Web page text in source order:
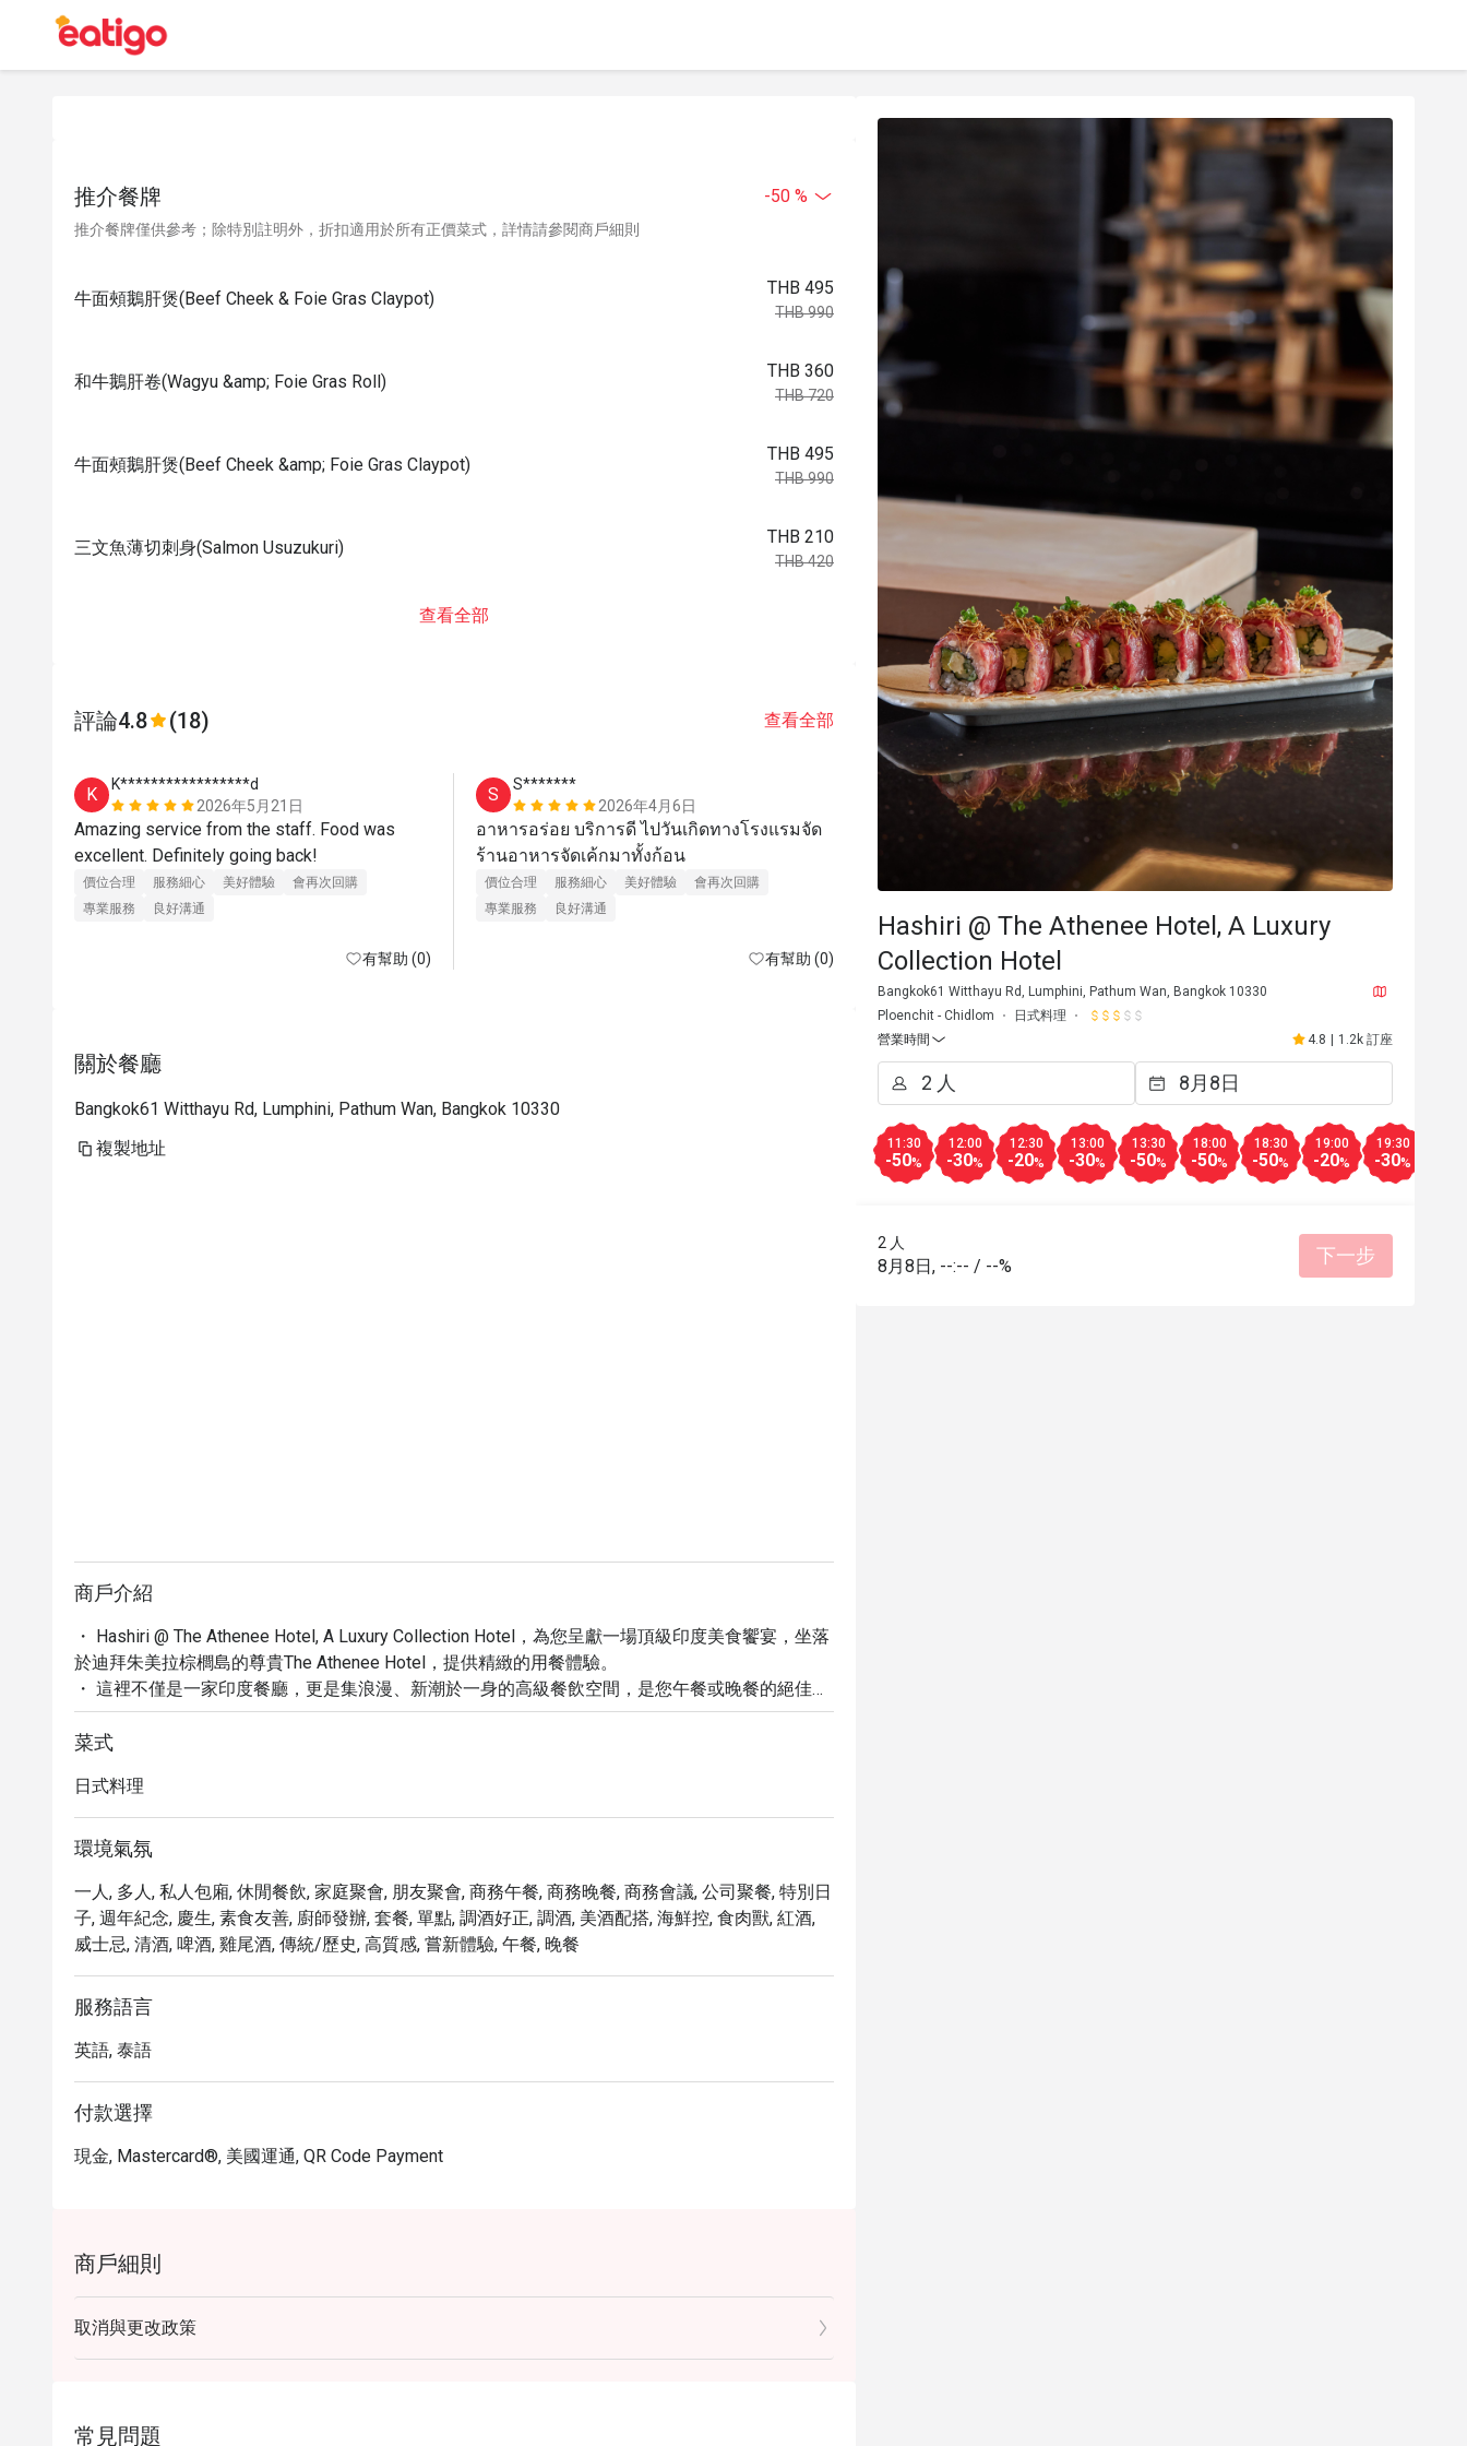
推介餐牌 -50 %
推介餐牌僅供參考；除特別註明外，折扣適用於所有正價菜式，詳情請參閱商戶細則
牛面頰鵝肝煲(Beef Cheek & Foie Gras Claypot)
THB 495
THB 990
和牛鵝肝卷(Wagyu &amp; Foie Gras Roll)
THB 360
THB 720
牛面頰鵝肝煲(Beef Cheek &amp; Foie Gras Claypot)
THB 495
THB 990
三文魚薄切刺身(Salmon Usuzukuri)
THB 210
THB 420
查看全部
評論4.8 (18) 查看全部
K
K*****************d
2026年5月21日
Amazing service from the staff. Food was
價位合理 服務細心 美好體驗
會再次回購
專業服務
良好溝通
有幫助 (0)
S
S*******
2026年4月6日
อาหารอร่อย บริการดี ไปวันเกิดทางโรงแรมจัด
價位合理 服務細心 美好體驗
會再次回購
專業服務
良好溝通
有幫助 (0)
B***e
2025年7月8日
อาหารอร่อยทุกจานตก
ให้มาก็ได้ พนักงานก็น่า
關於餐廳
Bangkok61 Witthayu Rd, Lumphini, Pathum Wan, Bangkok 10330
複製地址
商戶介紹
・ Hashiri @ The Athenee Hotel, A Luxury Collection Hotel，為您呈獻一場頂級印度美食饗宴，坐落
於迪拜朱美拉棕櫚島的尊貴The Athenee Hotel，提供精緻的用餐體驗。
・ 這裡不僅是一家印度餐廳，更是集浪漫、新潮於一身的高級餐飲空間，是您午餐或晚餐的絕佳選
擇。憑藉 4.7 的高評價與超過 1000 則的顧客讚譽，Hashiri 讓您安心享受。
・ 探索我們的精選菜單，特別推薦經典的奶油雞，以及您可以在其他地方難以尋獲的獨特料理。無
・ 透過 Eatigo 預訂，您最高可享 5 折優惠，輕鬆預訂您心儀的用餐時段，享受物超所值的精緻美
食。
菜式
日式料理
環境氣氛
一人, 多人, 私人包廂, 休閒餐飲, 家庭聚會, 朋友聚會, 商務午餐, 商務晚餐, 商務會議, 公司聚餐, 特別日
子, 週年紀念, 慶生, 素食友善, 廚師發辦, 套餐, 單點, 調酒好正, 調酒, 美酒配搭, 海鮮控, 食肉獸, 紅酒,
威士忌, 清酒, 啤酒, 雞尾酒, 傳統/歷史, 高質感, 嘗新體驗, 午餐, 晚餐
服務語言
英語, 泰語
付款選擇
現金, Mastercard®, 美國運通, QR Code Payment
商戶細則
取消與更改政策
常見問題
Hashiri @ The Athenee Hotel, A Luxury
Collection Hotel
Bangkok61 Witthayu Rd, Lumphini, Pathum Wan, Bangkok 10330
Ploenchit - Chidlom
日式料理
營業時間
4.8 1.2k 訂座
11:30
-50%
12:00
-30%
12:30
-20%
13:00
-30%
13:30
-50%
18:00
-50%
18:30
-50%
19:00
-20%
19:30
-30%
2 人
8月8日, --:-- / --% 下一步